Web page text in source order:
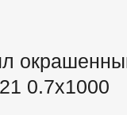
0.7x1000